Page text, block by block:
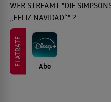
WER STREAMT "DIE
„FELIZ NAVIDAD“" ?
FLATRATE Abo